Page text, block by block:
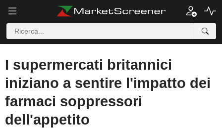
I supermercati britannici
iniziano a sentire l'impatto dei
farmaci soppressori
dell'appetito